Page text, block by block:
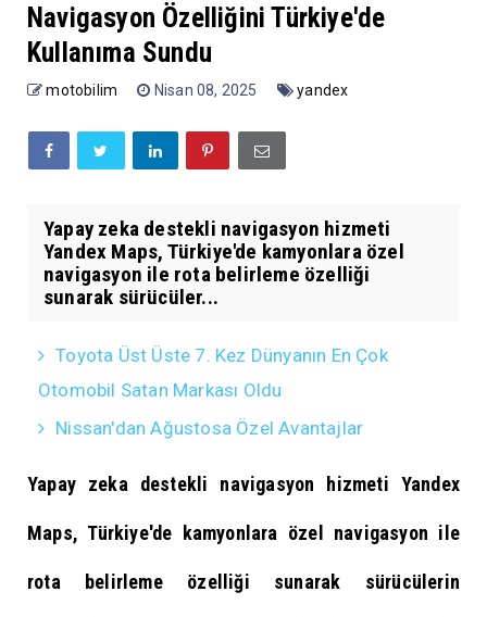
Navigasyon Özelliğini Türkiye'de
Kullanıma Sundu
motobilim Nisan 08, 2025 yandex
Yapay zeka destekli navigasyon hizmeti
Yandex Maps, Türkiye'de kamyonlara özel
navigasyon ile rota belirleme özelliği
sunarak sürücüler...
Toyota Üst Üste 7. Kez Dünyanın En Çok
Otomobil Satan Markası Oldu
Nissan'dan Ağustosa Özel Avantajlar
Yapay zeka destekli navigasyon hizmeti Yandex
Maps, Türkiye'de kamyonlara özel navigasyon ile
rota belirleme özelliği sunarak sürücülerin